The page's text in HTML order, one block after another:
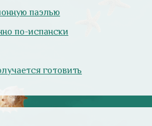
паэлью
по-испански
готовить